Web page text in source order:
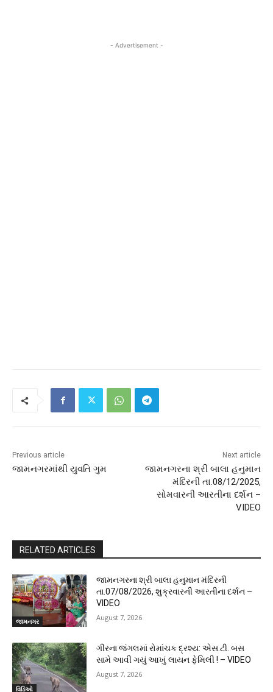
- Advertisement -
Previous article
જામનગરમાંથી યુવતિ ગુમ
Next article
જામનગરના શ્રી બાલા હનુમાન
મંદિરની તા.08/12/2025,
સોમવારની આરતીના દર્શન –
VIDEO
RELATED ARTICLES
જામનગર
જામનગરના શ્રી બાલા હનુમાન મંદિરની
તા.07/08/2026, શુક્રવારની આરતીના દર્શન –
VIDEO
August 7, 2026
વિડિઓ
ગીરના જંગલમાં રોમાંચક દ્રશ્ય: એસ.ટી. બસ
સામે આવી ગયું આખું લાયન ફેમિલી ! – VIDEO
August 7, 2026